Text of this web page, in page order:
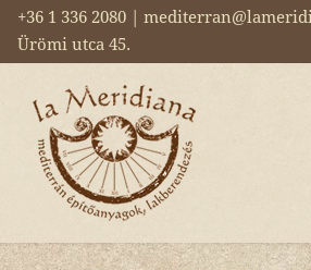
+36 1 336 2080 |
Ürömi utca 45.